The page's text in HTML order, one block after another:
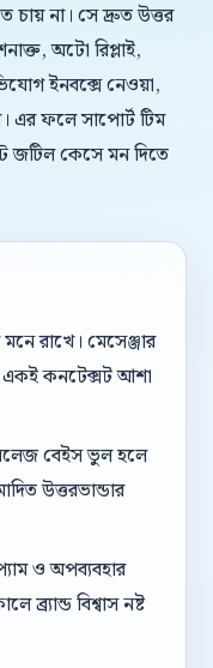
না। সে দ্রুত উত্তর
অটো রিপ্লাই,
ইনবক্সে নেওয়া,
এর ফলে সাপোর্ট টিম
জটিল কেসে মন দিতে
রাখে। মেসেঞ্জার
কনটেক্সট আশা
নলেজ বেইস ভুল হলে
উত্তরভান্ডার
ও অপব্যবহার
বিশ্বাস নষ্ট